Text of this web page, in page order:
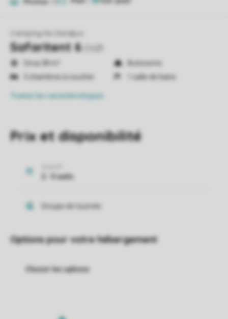
Camping De Zandput
Safaritent 6
Circa 38 m²
Autonome
3 chambres à coucher
1 salle de bains
Toutes les caractéristiques
Prix et disponibilité
Options pour votre hébergement